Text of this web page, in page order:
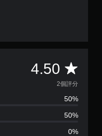
4.50 平
均
評
分
2個評分
50%
50%
0%